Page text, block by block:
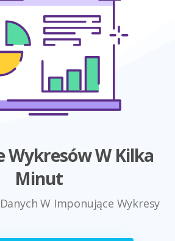
Wykresów W Kilka
Minut
W Imponujące Wykresy